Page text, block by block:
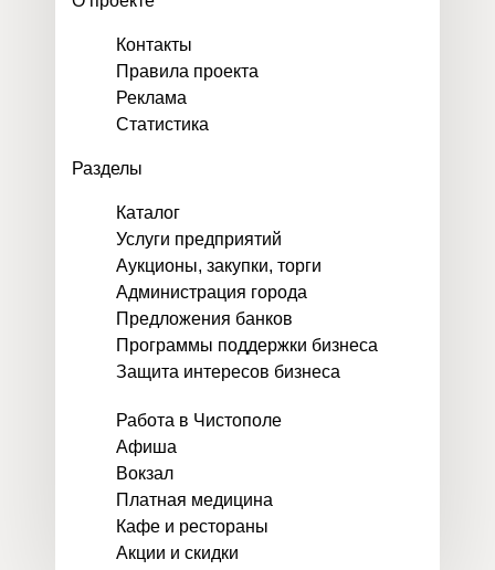
Контакты
Правила проекта
Реклама
Статистика
Разделы
Каталог
Услуги предприятий
Аукционы, закупки, торги
Администрация города
Предложения банков
Программы поддержки бизнеса
Защита интересов бизнеса
Работа в Чистополе
Афиша
Вокзал
Платная медицина
Кафе и рестораны
Акции и скидки